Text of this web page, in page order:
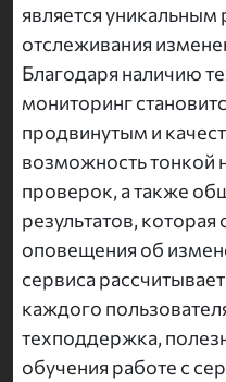
является
отслеживания
Благодаря наличию
мониторинг
продвинутым и
возможность тонкой
проверок, а также
результатов,
оповещения об
сервиса
каждого
техподдержка,
обучения работе с